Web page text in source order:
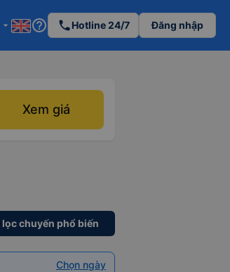
arrow_drop_down help_outline phoneHotline 24/7 Đăng nhập
Xem giá
lọc chuyến phổ biến
Chọn ngày